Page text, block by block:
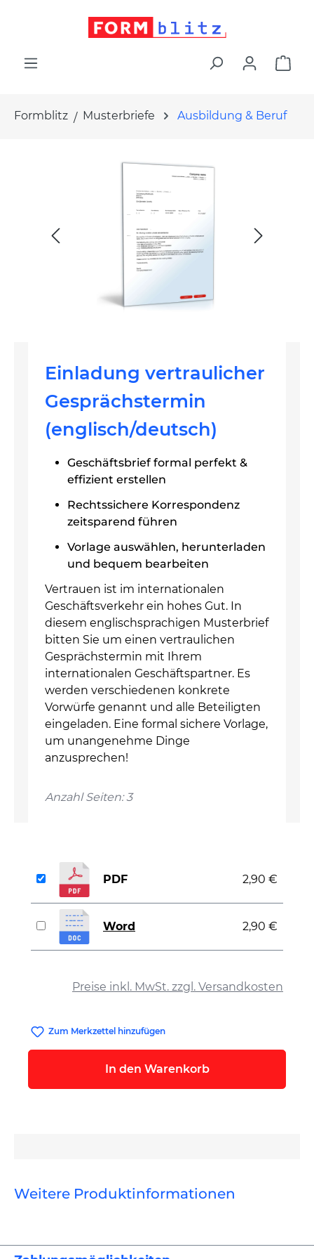
Formblitz Musterbriefe Ausbildung & Beruf
Einladung vertraulicher
Gesprächstermin
(englisch/deutsch)
Geschäftsbrief formal perfekt &
effizient erstellen
Rechtssichere Korrespondenz
zeitsparend führen
Vorlage auswählen, herunterladen
und bequem bearbeiten
Vertrauen ist im internationalen
Geschäftsverkehr ein hohes Gut. In
diesem englischsprachigen Musterbrief
bitten Sie um einen vertraulichen
Gesprächstermin mit Ihrem
internationalen Geschäftspartner. Es
werden verschiedenen konkrete
Vorwürfe genannt und alle Beteiligten
eingeladen. Eine formal sichere Vorlage,
um unangenehme Dinge
anzusprechen!
Anzahl Seiten: 3
Preise inkl. MwSt. zzgl. Versandkosten
PDF 2,90 €
Word 2,90 €
Zum Merkzettel hinzufügen
In den Warenkorb
Weitere Produktinformationen